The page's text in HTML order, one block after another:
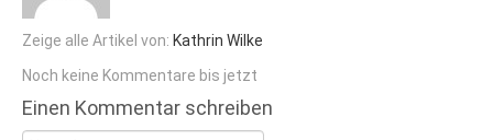
Zeige alle Artikel von: Kathrin Wilke
Noch keine Kommentare bis jetzt
Einen Kommentar schreiben